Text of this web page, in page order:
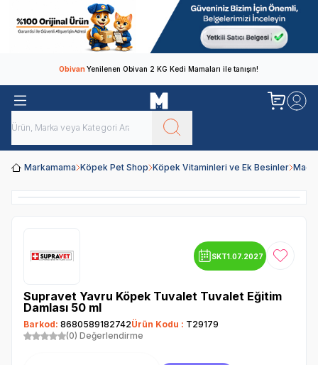
ObivanYenilenen Obivan 2 KG Kedi Mamaları ile tanışın!
Markamama Köpek Pet Shop Köpek Vitaminleri ve Ek Besinler
SKT1.07.2027 Favoriye
Supravet Yavru Köpek Tuvalet Tuvalet Eğitim
Damlası 50 ml
Barkod: 8680589182742Ürün Kodu : T29179
(0) Değerlendirme